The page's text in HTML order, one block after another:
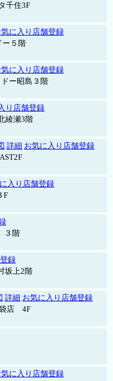
千住3F
気に入り店舗登録
ー５階
気に入り店舗登録
ー昭島３階
り店舗登録
綾瀬3階
詳細 お気に入り店舗登録
入り店舗登録
F
３階
録
坂上2階
詳細 お気に入り店舗登録
袋店 4F
気に入り店舗登録